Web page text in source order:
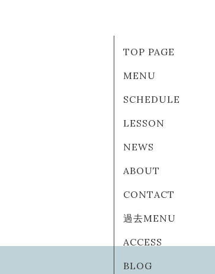
TOP PAGE
MENU
SCHEDULE
LESSON
NEWS
ABOUT
CONTACT
過去MENU
ACCESS
BLOG